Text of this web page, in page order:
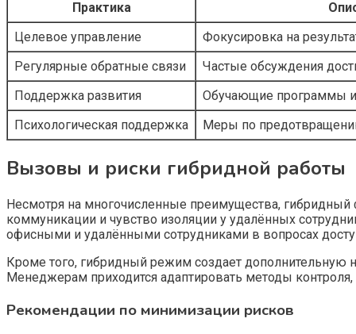
Практика
Целевое управление
Фокусировка на
Регулярные обратные связи
Частые обсуждения
Поддержка развития
Обучающие программы и
Психологическая поддержка
Меры по
Вызовы и риски гибридной работы
Несмотря на многочисленные преимущества,
коммуникации и чувство изоляции у удалённых
офисными и удалёнными сотрудниками в вопросах
Кроме того, гибридный режим создает дополнительную
Менеджерам приходится адаптировать методы
Рекомендации по минимизации рисков